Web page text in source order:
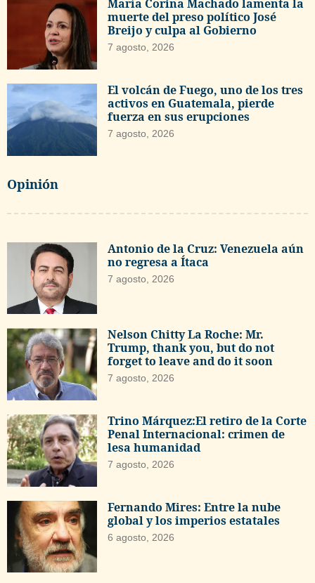
María Corina Machado lamenta la
muerte del preso político José
Breijo y culpa al Gobierno
7 agosto, 2026
El volcán de Fuego, uno de los tres
activos en Guatemala, pierde
fuerza en sus erupciones
7 agosto, 2026
Opinión
Antonio de la Cruz: Venezuela aún
no regresa a Ítaca
7 agosto, 2026
Nelson Chitty La Roche: Mr.
Trump, thank you, but do not
forget to leave and do it soon
7 agosto, 2026
Trino Márquez:El retiro de la Corte
Penal Internacional: crimen de
lesa humanidad
7 agosto, 2026
Fernando Mires: Entre la nube
global y los imperios estatales
6 agosto, 2026